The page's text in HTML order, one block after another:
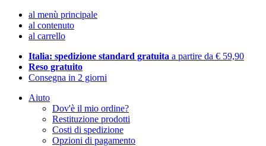
al menù principale
al contenuto
al carrello
Italia: spedizione standard gratuita a partire da € 59,90
Reso gratuito
Consegna in 2 giorni
Aiuto
Dov'è il mio ordine?
Restituzione prodotti
Costi di spedizione
Opzioni di pagamento